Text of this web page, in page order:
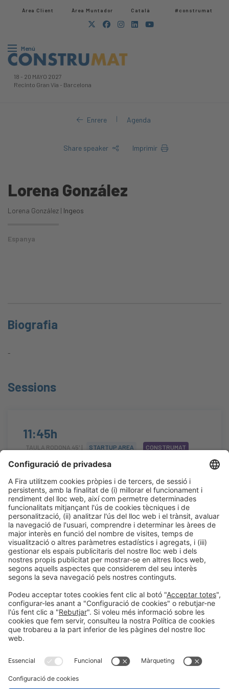
Àrea Client Àrea Muntador​ Català #construmat
Menú
18 - 20 MAYO 2027
Recinto Gran Via - Barcelona
Enrere | Agenda
Share speaker Imprimir
Lorena González
Lorena González | Ingeos
Espanya
Biografia
-
Sessions
11:45h
TAULA RODONA 45' | STARTUP AREA CONSTRUMAT
Transformació digital
#Construmat
Dt 20
11:45h - 12:30h
AUDITORI - AREA STARTUPS
Obert
LLegir més
Informació generalAvís legal
Política de privacitat
Política de cookies